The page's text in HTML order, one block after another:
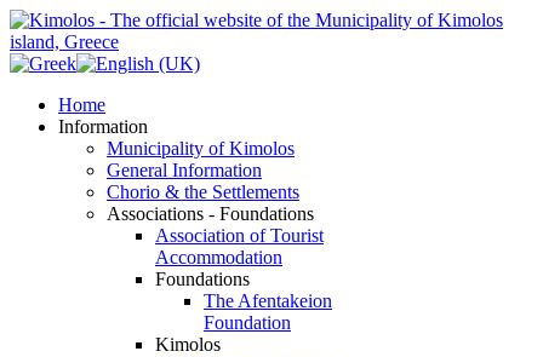
Home
Information
Municipality of Kimolos
General Information
Chorio & the Settlements
Associations - Foundations
Association of Tourist
Accommodation
Foundations
The Afentakeion
Foundation
Kimolos